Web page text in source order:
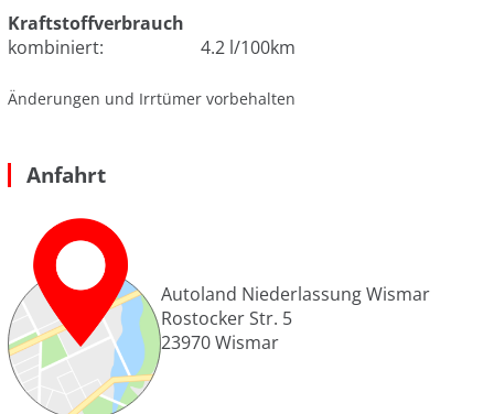
Kraftstoffverbrauch
kombiniert:
4.2 l/100km
Änderungen und Irrtümer vorbehalten
Anfahrt
Autoland Niederlassung Wismar
Rostocker Str. 5
23970Wismar